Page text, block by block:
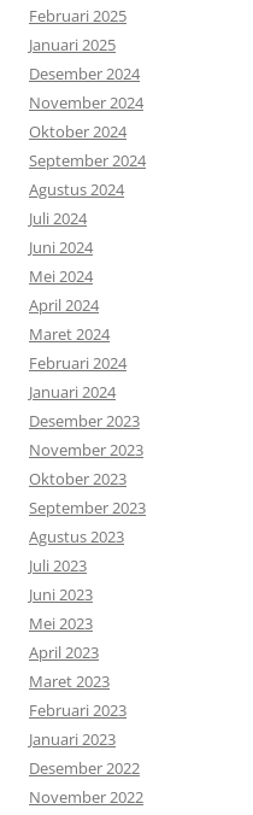
Februari 2025
Januari 2025
Desember 2024
November 2024
Oktober 2024
September 2024
Agustus 2024
Juli 2024
Juni 2024
Mei 2024
April 2024
Maret 2024
Februari 2024
Januari 2024
Desember 2023
November 2023
Oktober 2023
September 2023
Agustus 2023
Juli 2023
Juni 2023
Mei 2023
April 2023
Maret 2023
Februari 2023
Januari 2023
Desember 2022
November 2022